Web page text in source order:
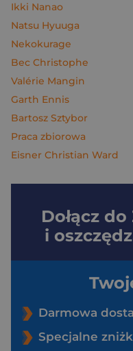
Ikki Nanao
Natsu Hyuuga
Nekokurage
Bec Christophe
Valérie Mangin
Garth Ennis
Bartosz Sztybor
Praca zbiorowa
Eisner Christian Ward
Dołącz do
i
Darmowa
Specjalne